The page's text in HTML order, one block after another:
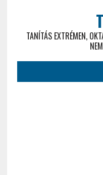
TANÍTÁS EXTRÉMEN,